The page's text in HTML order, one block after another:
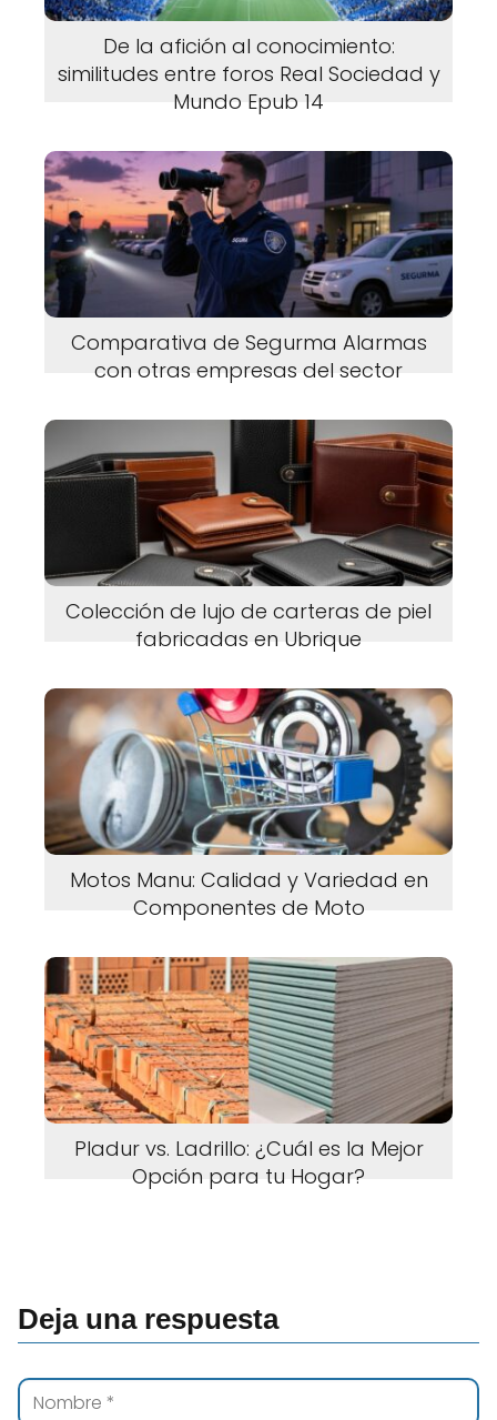
De la afición al conocimiento:
similitudes entre foros Real Sociedad y
Mundo Epub 14
Comparativa de Segurma Alarmas
con otras empresas del sector
Colección de lujo de carteras de piel
fabricadas en Ubrique
Motos Manu: Calidad y Variedad en
Componentes de Moto
Pladur vs. Ladrillo: ¿Cuál es la Mejor
Opción para tu Hogar?
Deja una respuesta